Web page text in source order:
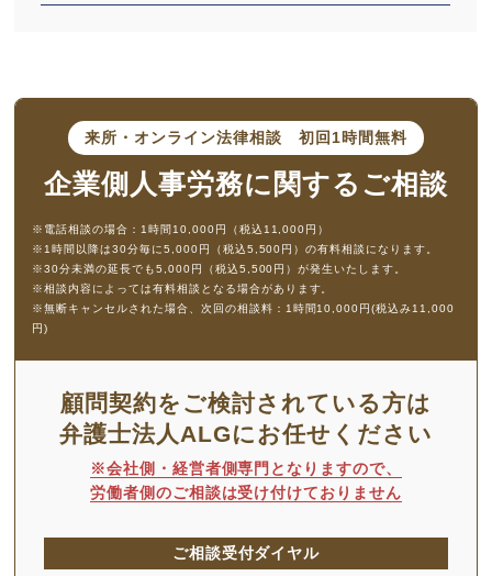
来所・オンライン法律相談 初回1時間無料
企業側人事労務に 関するご相談
※電話相談の場合：1時間10,000円（税込11,000円）
※1時間以降は30分毎に5,000円（税込5,500円）の有料相談になります。
※30分未満の延長でも5,000円（税込5,500円）が発生いたします。
※相談内容によっては有料相談となる場合があります。
※無断キャンセルされた場合、次回の相談料：1時間10,000円(税込み11,000
円)
顧問契約をご検討されている方は
弁護士法人ALGにお任せください
※会社側・経営者側専門となりますので、
労働者側のご相談は受け付けておりません
ご相談受付ダイヤル